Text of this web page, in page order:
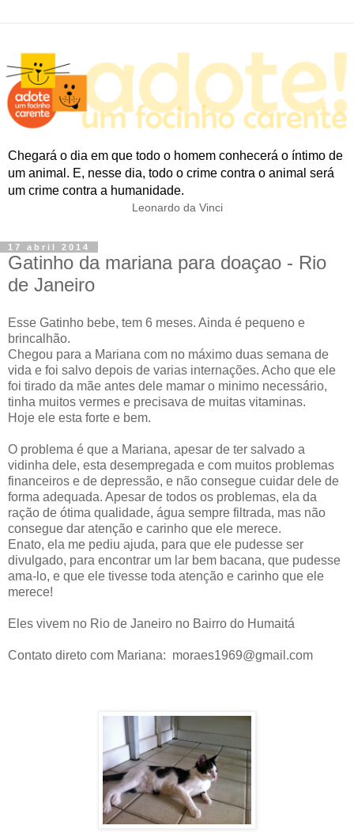
Chegará o dia em que todo o homem conhecerá o íntimo de
um animal. E, nesse dia, todo o crime contra o animal será
um crime contra a humanidade.
Leonardo da Vinci
17 abril 2014
Gatinho da mariana para doaçao - Rio
de Janeiro
Esse Gatinho bebe, tem 6 meses. Ainda é pequeno e
brincalhão.
Chegou para a Mariana com no máximo duas semana de
vida e foi salvo depois de varias internações. Acho que ele
foi tirado da mãe antes dele mamar o minimo necessário,
tinha muitos vermes e precisava de muitas vitaminas.
Hoje ele esta forte e bem.
O problema é que a Mariana, apesar de ter salvado a
vidinha dele, esta desempregada e com muitos problemas
financeiros e de depressão, e não consegue cuidar dele de
forma adequada. Apesar de todos os problemas, ela da
ração de ótima qualidade, água sempre filtrada, mas não
consegue dar atenção e carinho que ele merece.
Enato, ela me pediu ajuda, para que ele pudesse ser
divulgado, para encontrar um lar bem bacana, que pudesse
ama-lo, e que ele tivesse toda atenção e carinho que ele
merece!
Eles vivem no Rio de Janeiro no Bairro do Humaitá
Contato direto com Mariana: moraes1969@gmail.com